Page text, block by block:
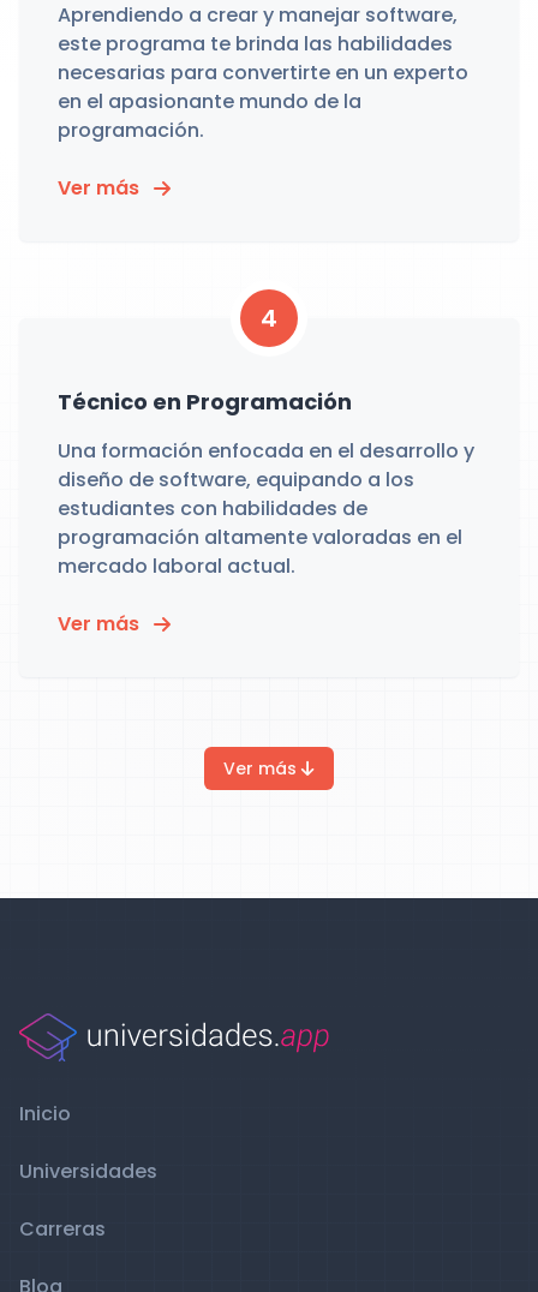
Aprendiendo a crear y manejar software,
este programa te brinda las habilidades
necesarias para convertirte en un experto
en el apasionante mundo de la
programación.
Ver más
4
Técnico en Programación
Una formación enfocada en el desarrollo y
diseño de software, equipando a los
estudiantes con habilidades de
programación altamente valoradas en el
mercado laboral actual.
Ver más
Ver más
Inicio
Universidades
Carreras